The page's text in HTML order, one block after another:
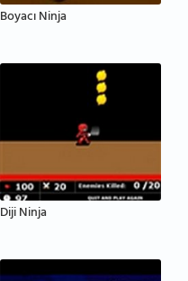
Boyacı Ninja
Diji Ninja